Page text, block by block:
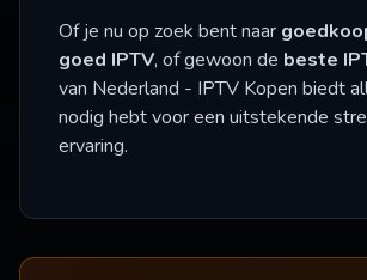
Of je nu op zoek bent naar
goed IPTV, of gewoon de beste
van Nederland - IPTV Kopen biedt
nodig hebt voor een uitstekende
ervaring.